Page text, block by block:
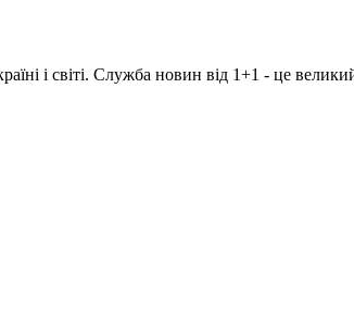
і світі. Служба новин від 1+1 - це